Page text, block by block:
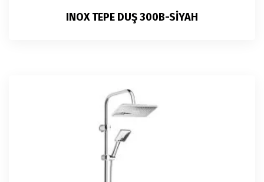
INOX TEPE DUŞ 300B-SİYAH